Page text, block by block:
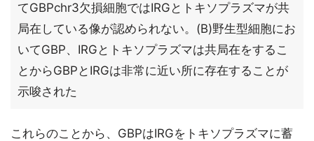
てGBPchr3欠損細胞ではIRGとトキソプラズマが共
局在している像が認められない。(B)野生型細胞にお
いてGBP、IRGとトキソプラズマは共局在をするこ
とからGBPとIRGは非常に近い所に存在することが
示唆された
これらのことから、GBPはIRGをトキソプラズマに蓄